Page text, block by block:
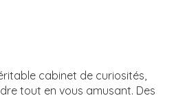
cabinet de curiosités,
tout en vous amusant. Des